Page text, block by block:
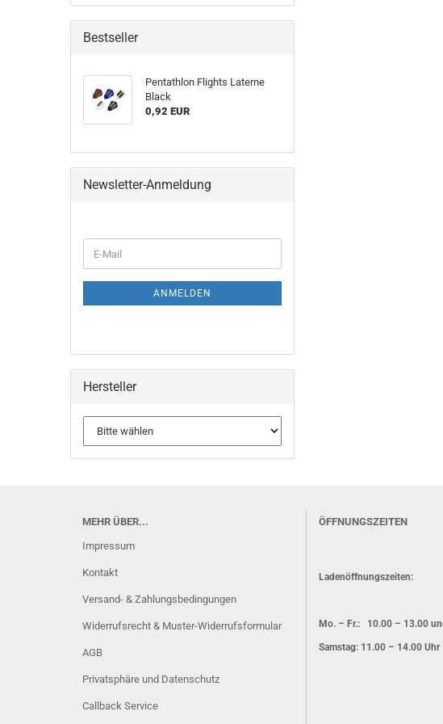
Bestseller
Pentathlon Flights Laterne
Black
0,92 EUR
Newsletter-Anmeldung
ZUR
E-
Mail
ANMELDEN
Hersteller
MEHR ÜBER...
Impressum
Kontakt
Versand- & Zahlungsbedingungen
Widerrufsrecht & Muster-Widerrufsformular
AGB
Privatsphäre und Datenschutz
Callback Service
ÖFFNUNGSZEITEN
Ladenöffnungszeiten:
Mo. – Fr.: 10.00 – 13.00
Samstag: 11.00 – 14.00 Uhr